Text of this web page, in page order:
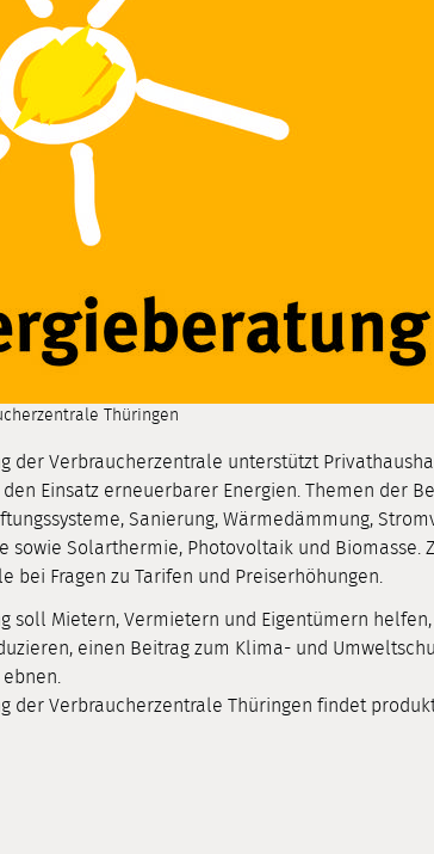
Thüringen
der Verbraucherzentrale unterstützt
Einsatz erneuerbarer Energien. Themen der
Sanierung, Wärmedämmung,
sowie Solarthermie, Photovoltaik und Biomasse.
bei Fragen zu Tarifen und Preiserhöhungen.
soll Mietern, Vermietern und Eigentümern
einen Beitrag zum Klima- und
der Verbraucherzentrale Thüringen findet